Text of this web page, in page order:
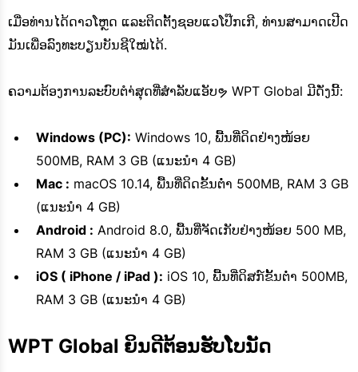
ເມື່ອທ່ານໄດ້ດາວໂຫຼດ ແລະຕິດຕັ້ງຊອບແວໂປ໊ກເກີ, ທ່ານສາມາດເປີດ
ມັນເພື່ອລົງທະບຽນບັນຊີໃໝ່ໄດ້.
ຄວາມຕ້ອງການລະບົບຕໍາ່ສຸດທີ່ສໍາລັບແອັບຯ WPT Global ມີດັ່ງນີ້:
Windows (PC): Windows 10, ພື້ນທີ່ດິດຢ່າງໜ້ອຍ
500MB, RAM 3 GB (ແນະນຳ 4 GB)
Mac : macOS 10.14, ພື້ນທີ່ດິດຂັ້ນຕ່ຳ 500MB, RAM 3 GB
(ແນະນຳ 4 GB)
Android : Android 8.0, ພື້ນທີ່ຈັດເກັບຢ່າງໜ້ອຍ 500 MB,
RAM 3 GB (ແນະນຳ 4 GB)
iOS ( iPhone / iPad ): iOS 10, ພື້ນທີ່ດິສກ໌ຂັ້ນຕ່ຳ 500MB,
RAM 3 GB (ແນະນຳ 4 GB)
WPT Global ຍິນດີຕ້ອນຮັບໂບນັດ